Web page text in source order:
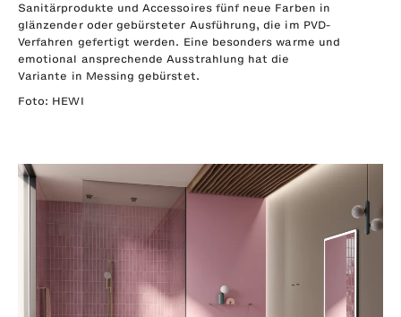
Sanitärprodukte und Accessoires fünf neue Farben in
glänzender oder gebürsteter Ausführung, die im PVD-
Verfahren gefertigt werden. Eine besonders warme und
emotional ansprechende Ausstrahlung hat die
Variante in Messing gebürstet.
Foto: HEWI